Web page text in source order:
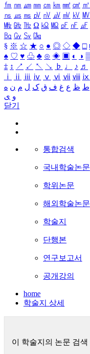
㎙ ㎚ ㎛ ㎜ ㎝ ㎞ ㎟ ㎠ ㎡
㎱ ㎲ ㎳ ㎴ ㎵ ㎶ ㎷ ㎸ ㎹
㎒ ㎓ ㎔ Ω ㏀ ㏁ ㎊ ㎋ ㎌
㏃ ㏉ ㏜ ㏆
§ ※ ☆ ★ ○ ● ◎ ◇ ◆ □
♠ ♡ ♥ ♧ ♣ ⊙ ◈ ▣ ◐ ◑
‡ ↕ ↗ ↙ ↖ ↘ ♭ ♩ ♪ ♬
ⅰ
ⅱ ⅲ ⅳ ⅴ ⅵ ⅶ ⅷ ⅸ
ط ظ ع غ ف ق ک ل م ن ه
و ی
닫기
통합검색
국내학술논문
학위논문
해외학술논문
학술지
단행본
연구보고서
공개강의
home
학술지 상세
이 학술지의 논문 검색